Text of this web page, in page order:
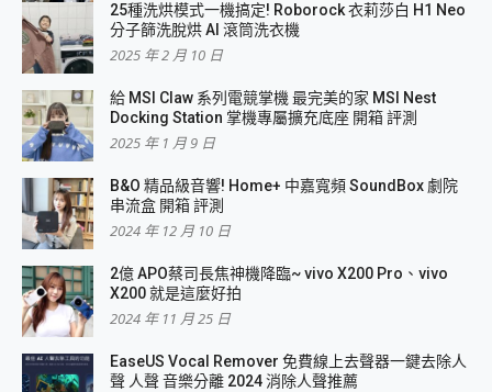
25種洗烘模式一機搞定! Roborock 衣莉莎白 H1 Neo
分子篩洗脫烘 AI 滾筒洗衣機
2025 年 2 月 10 日
給 MSI Claw 系列電競掌機 最完美的家 MSI Nest
Docking Station 掌機專屬擴充底座 開箱 評測
2025 年 1 月 9 日
B&O 精品級音響! Home+ 中嘉寬頻 SoundBox 劇院
串流盒 開箱 評測
2024 年 12 月 10 日
2億 APO蔡司長焦神機降臨~ vivo X200 Pro、vivo
X200 就是這麼好拍
2024 年 11 月 25 日
EaseUS Vocal Remover 免費線上去聲器一鍵去除人
聲 人聲 音樂分離 2024 消除人聲推薦